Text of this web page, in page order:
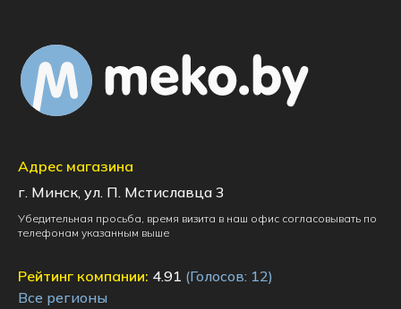
Адрес магазина
г. Минск, ул. П. Мстиславца 3
Убедительная просьба, время визита в наш офис согласовывать по
телефонам указанным выше
Рейтинг компании: 4.91 (Голосов: 12)
Все регионы